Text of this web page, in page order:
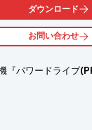
安価で、被膜の損傷
を出来るだけ詰め込
性を実現
在の形で均一なコイ
ダウンロード
お問い合わせ
『パワードライブ